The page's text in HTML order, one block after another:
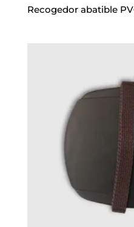
Recogedor abatible